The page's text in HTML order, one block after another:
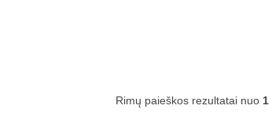
Rimų paieškos rezultatai nuo 1